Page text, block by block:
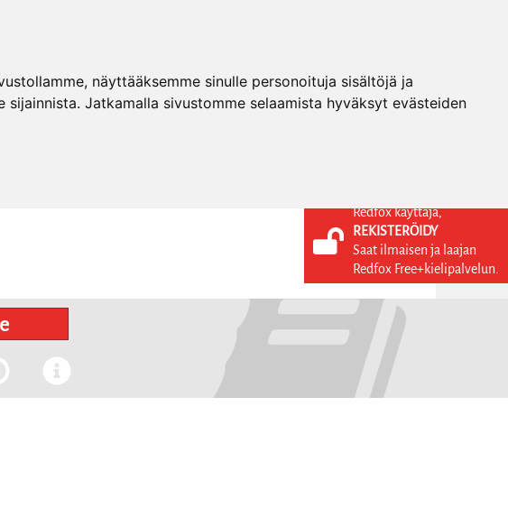
näyttääksemme sinulle personoituja sisältöjä ja
Jatkamalla sivustomme selaamista hyväksyt evästeiden
KIRJAUDU SISÄÄN
REKISTERÖIDY
Redfox käyttäjä,
REKISTERÖIDY
Saat ilmaisen ja laajan
Redfox Free+kielipalvelun.